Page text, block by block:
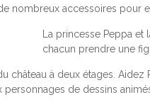
nombreux accessoires pour
La princesse Peppa
chacun prendre une
château à deux étages.
de dessins